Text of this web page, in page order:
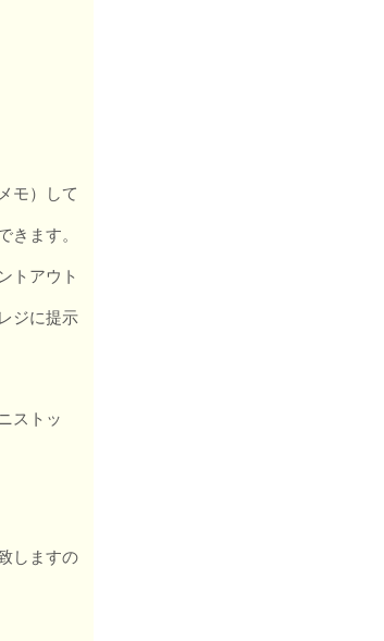
モ）して
ます。
トアウト
ジに提示
ストッ
しますの